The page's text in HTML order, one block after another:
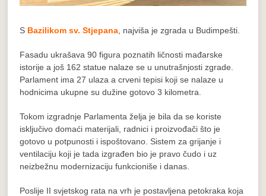
S Bazilikom sv. Stjepana , najviša je zgrada u Budimpešti.
Fasadu ukrašava 90 figura poznatih ličnosti mađarske
istorije a još 162 statue nalaze se u unutrašnjosti zgrade.
Parlament ima 27 ulaza a crveni tepisi koji se nalaze u
hodnicima ukupne su dužine gotovo 3 kilometra.
Tokom izgradnje Parlamenta želja je bila da se koriste
isključivo domaći materijali, radnici i proizvođači što je
gotovo u potpunosti i ispoštovano. Sistem za grijanje i
ventilaciju koji je tada izgrađen bio je pravo čudo i uz
neizbežnu modernizaciju funkcioniše i danas.
Poslije II svjetskog rata na vrh je postavljena petokraka koja